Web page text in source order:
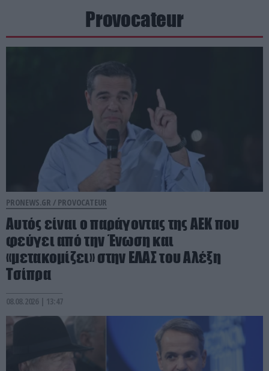
Provocateur
PRONEWS.GR / PROVOCATEUR
Αυτός είναι ο παράγοντας της ΑΕΚ που
φεύγει από την Ένωση και
«μετακομίζει» στην ΕΛΑΣ του Αλέξη
Τσίπρα
08.08.2026 | 13:47